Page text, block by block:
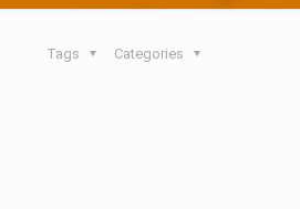
Categories
Tags